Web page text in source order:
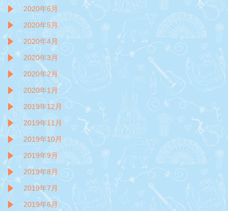
2020年6月
2020年5月
2020年4月
2020年3月
2020年2月
2020年1月
2019年12月
2019年11月
2019年10月
2019年9月
2019年8月
2019年7月
2019年6月